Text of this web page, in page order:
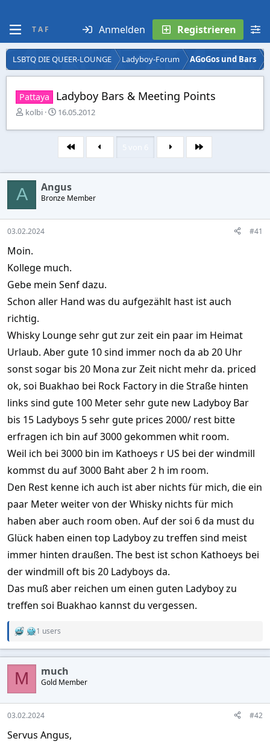
T A F Anmelden Registrieren
LSBTQ DIE QUEER-LOUNGE Ladyboy-Forum AGoGos und Bars
Pattaya Ladyboy Bars & Meeting Points
E
s
l
r
kolbi
E
s
e
l
t
a
16.05.2012
Erste Letzte
A Angus
Bronze Member
03.02.2024 #41
Moin.
Kollege much.
Gebe mein Senf dazu.
Schon aller Hand was du aufgezählt hast ist auch
richtig.
Whisky Lounge sehr gut zur zeit ein paar im Heimat
Urlaub. Aber gute 10 sind immer noch da ab 20 Uhr
sonst sogar bis 20 Mona zur Zeit nicht mehr da. priced
ok, soi Buakhao bei Rock Factory in die Straße hinten
links sind gute 100 Meter sehr gute new Ladyboy Bar
bis 15 Ladyboys 5 sehr gute prices 2000/ rest bitte
erfragen ich bin auf 3000 gekommen whit room.
Weil ich bei 3000 bin im Kathoeys r US bei der windmill
kommst du auf 3000 Baht aber 2 h im room.
Den Rest kenne ich auch ist aber nichts für mich, die ein
paar Meter weiter von der Whisky nichts für mich
haben aber auch room oben. Auf der soi 6 da must du
Glück haben einen top Ladyboy zu treffen sind meist
immer hinten draußen. The best ist schon Kathoeys bei
der windmill oft bis 20 Ladyboys da.
Das muß aber reichen um einen guten Ladyboy zu
treffen soi Buakhao kannst du vergessen.
R
c
t
o
n
s
:
1 users
M much
Gold Member
03.02.2024 #42
Servus Angus,